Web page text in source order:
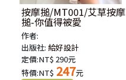
按摩搥/MT001/艾草按摩
搥-你值得被愛
作者:
出版社: 給好設計
定價:NT$ 290元
特價:NT$ 247元